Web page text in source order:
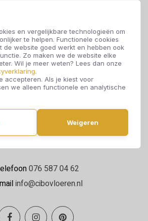
en vergelijkbare technologieën om
te helpen. Functionele cookies
de website goed werkt en hebben ook
Zo maken we de website elke
Wil je meer weten? Lees dan onze
.
accepteren. Als je kiest voor
we alleen functionele en analytische
Weigeren
Cibo Vloeren
4814 NE Breda
t/m zaterdag 09:00 - 17:00
076 587 04 62
info@cibovloeren.nl